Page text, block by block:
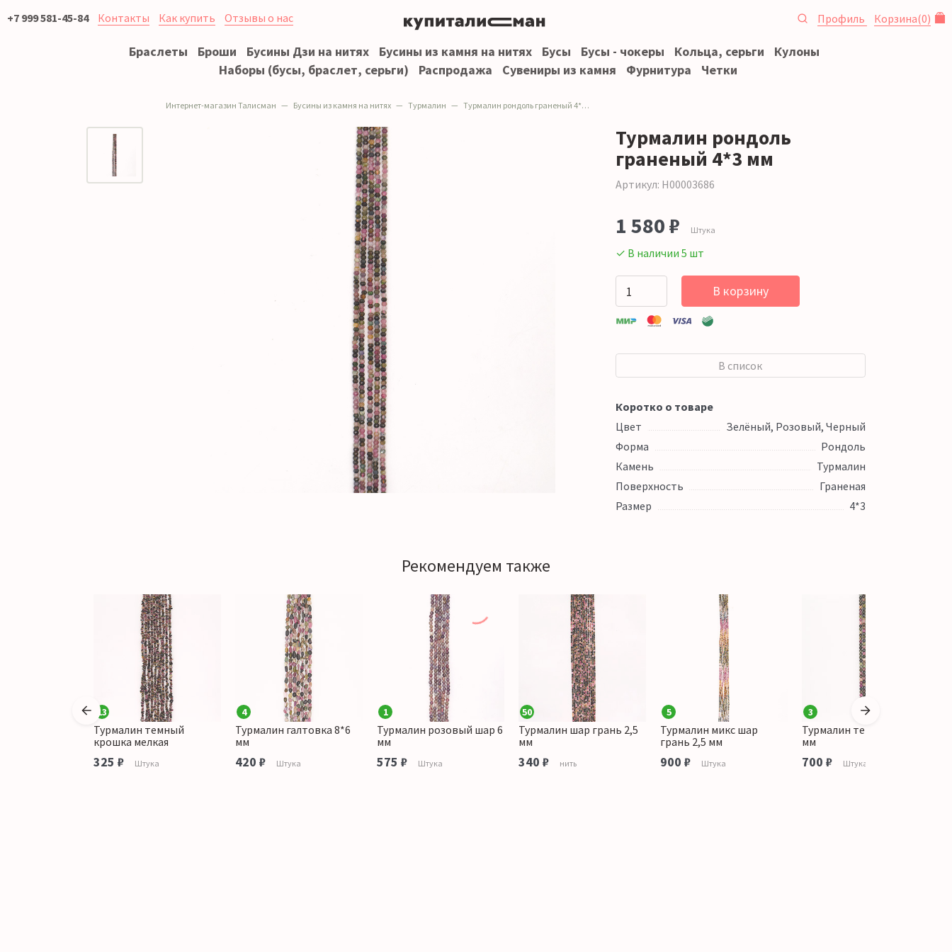
+7 999 581-45-84 Контакты Как купить Отзывы о нас Профиль Корзина(0)
Браслеты Броши Бусины Дзи на нитях Бусины из камня на нитях Бусы Бусы - чокеры Кольца, серьги
Кулоны
Наборы (бусы, браслет, серьги)
Распродажа Сувениры из камня Фурнитура Четки
Интернет-магазин Талисман Бусины из камня на нитях Турмалин Турмалин рондоль граненый 4*3 мм
Турмалин рондоль
граненый 4*3 мм
Артикул: Н00003686
1 580 ₽ Штука
✓ В наличии 5 шт
В корзину
В список
Коротко о товаре
Цвет
Зелёный, Розовый, Черный
Форма
Рондоль
Камень
Турмалин
Поверхность
Граненая
Размер
4*3
Рекомендуем также
13
Турмалин темный
крошка мелкая
325 ₽ Штука
4
Турмалин галтовка 8*6
мм
420 ₽ Штука
1
Турмалин розовый шар 6
мм
575 ₽ Штука
50
Турмалин шар грань 2,5
мм
340 ₽ нить
5
Турмалин микс шар
грань 2,5 мм
900 ₽ Штука
3
Турмалин темный шар 6
мм
700 ₽ Штука